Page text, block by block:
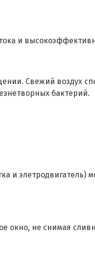
и
Свежий воздух
бактерий.
и элетродвигатель)
окно, не снимая